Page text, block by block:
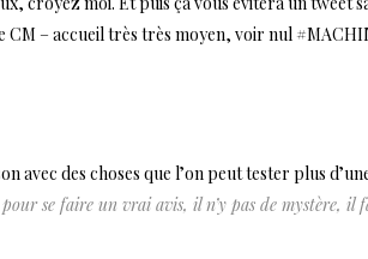
– accueil très très moyen, voir nul
avec des choses que l’on peut tester plus
se faire un vrai avis, il n’y pas de mystère, il